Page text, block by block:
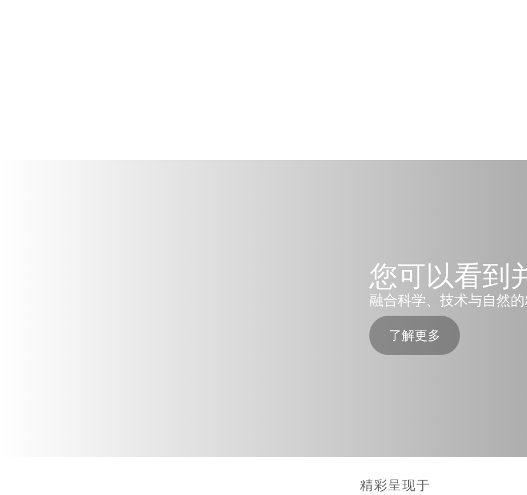
您可以看到
融合科学、技术与自然
了解更多
精彩呈现于